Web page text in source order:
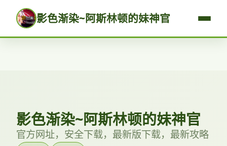
影色渐染~阿斯林顿的妹神官
影色渐染~阿斯林顿的妹神官
官方网址，安全下载，最新版下载，最新攻略